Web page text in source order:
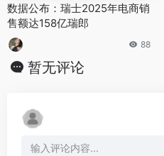
数据公布：瑞士2025年电商销
售额达158亿瑞郎
88
暂无评论